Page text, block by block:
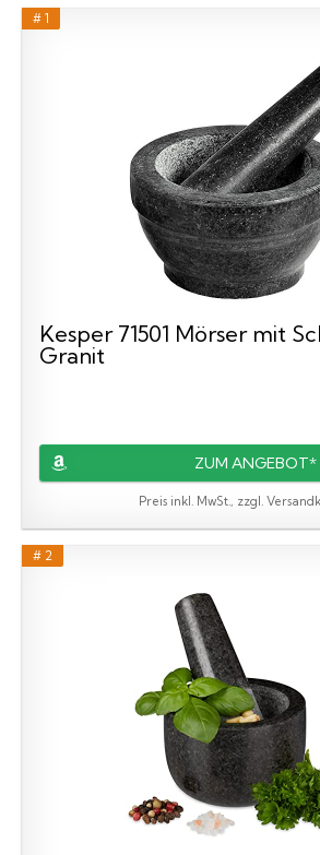
# 1
Kesper 71501 Mörser mit
Granit
ZUM ANGEBOT*
Preis inkl. MwSt., zzgl.
# 2